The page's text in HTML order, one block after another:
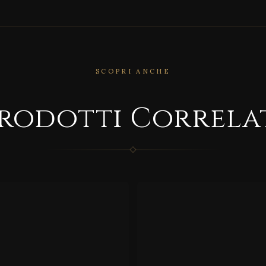
SCOPRI ANCHE
Kent
hie